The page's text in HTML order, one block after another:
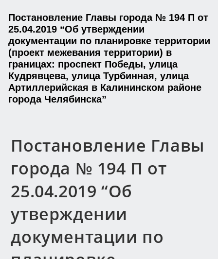
Постановление Главы города № 194 П от
25.04.2019 “Об утверждении
документации по планировке территории
(проект межевания территории) в
границах: проспект Победы, улица
Кудрявцева, улица Турбинная, улица
Артиллерийская в Калининском районе
города Челябинска”
Постановление Главы
города № 194 П от
25.04.2019 “Об
утверждении
документации по